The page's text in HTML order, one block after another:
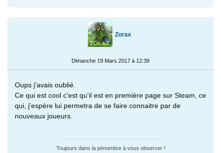
Zorax
Dimanche 19 Mars 2017 à 12:39
Oups j'avais oublié.
Ce qui est cool c'est qu'il est en première page sur Steam, ce
qui, j'espère lui permetra de se faire connaitre par de
nouveaux joueurs.
Toujours dans la pénombre à vous observer !